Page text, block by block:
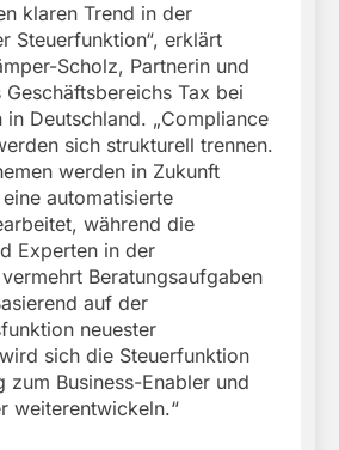
klaren Trend in der
Steuerfunktion“, erklärt
Scholz, Partnerin und
Tax bei
in Deutschland. „Compliance
sich strukturell trennen.
werden in Zukunft
automatisierte
während die
Experten in der
Beratungsaufgaben
auf der
neuester
sich die Steuerfunktion
zum Business-Enabler und
weiterentwickeln.“